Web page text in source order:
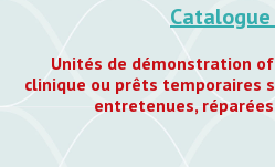
Unités de démonstration
clinique ou prêts temporaires
entretenues,